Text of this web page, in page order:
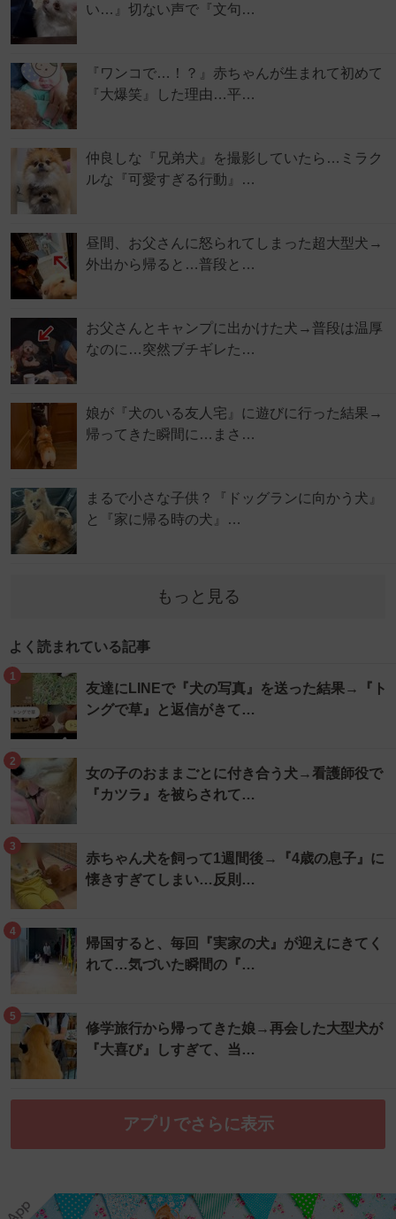
い…』切ない声で『文句…
『ワンコで…！？』赤ちゃんが生まれて初めて
『大爆笑』した理由…平…
仲良しな『兄弟犬』を撮影していたら…ミラク
ルな『可愛すぎる行動』…
昼間、お父さんに怒られてしまった超大型犬→
外出から帰ると…普段と…
お父さんとキャンプに出かけた犬→普段は温厚
なのに…突然ブチギレた…
娘が『犬のいる友人宅』に遊びに行った結果→
帰ってきた瞬間に…まさ…
まるで小さな子供？『ドッグランに向かう犬』
と『家に帰る時の犬』…
もっと見る
よく読まれている記事
1
友達にLINEで『犬の写真』を送った結果→『ト
ングで草』と返信がきて…
2
女の子のおままごとに付き合う犬→看護師役で
『カツラ』を被らされて…
3
赤ちゃん犬を飼って1週間後→『4歳の息子』に
懐きすぎてしまい…反則…
4
帰国すると、毎回『実家の犬』が迎えにきてく
れて…気づいた瞬間の『…
5
修学旅行から帰ってきた娘→再会した大型犬が
『大喜び』しすぎて、当…
アプリでさらに表示